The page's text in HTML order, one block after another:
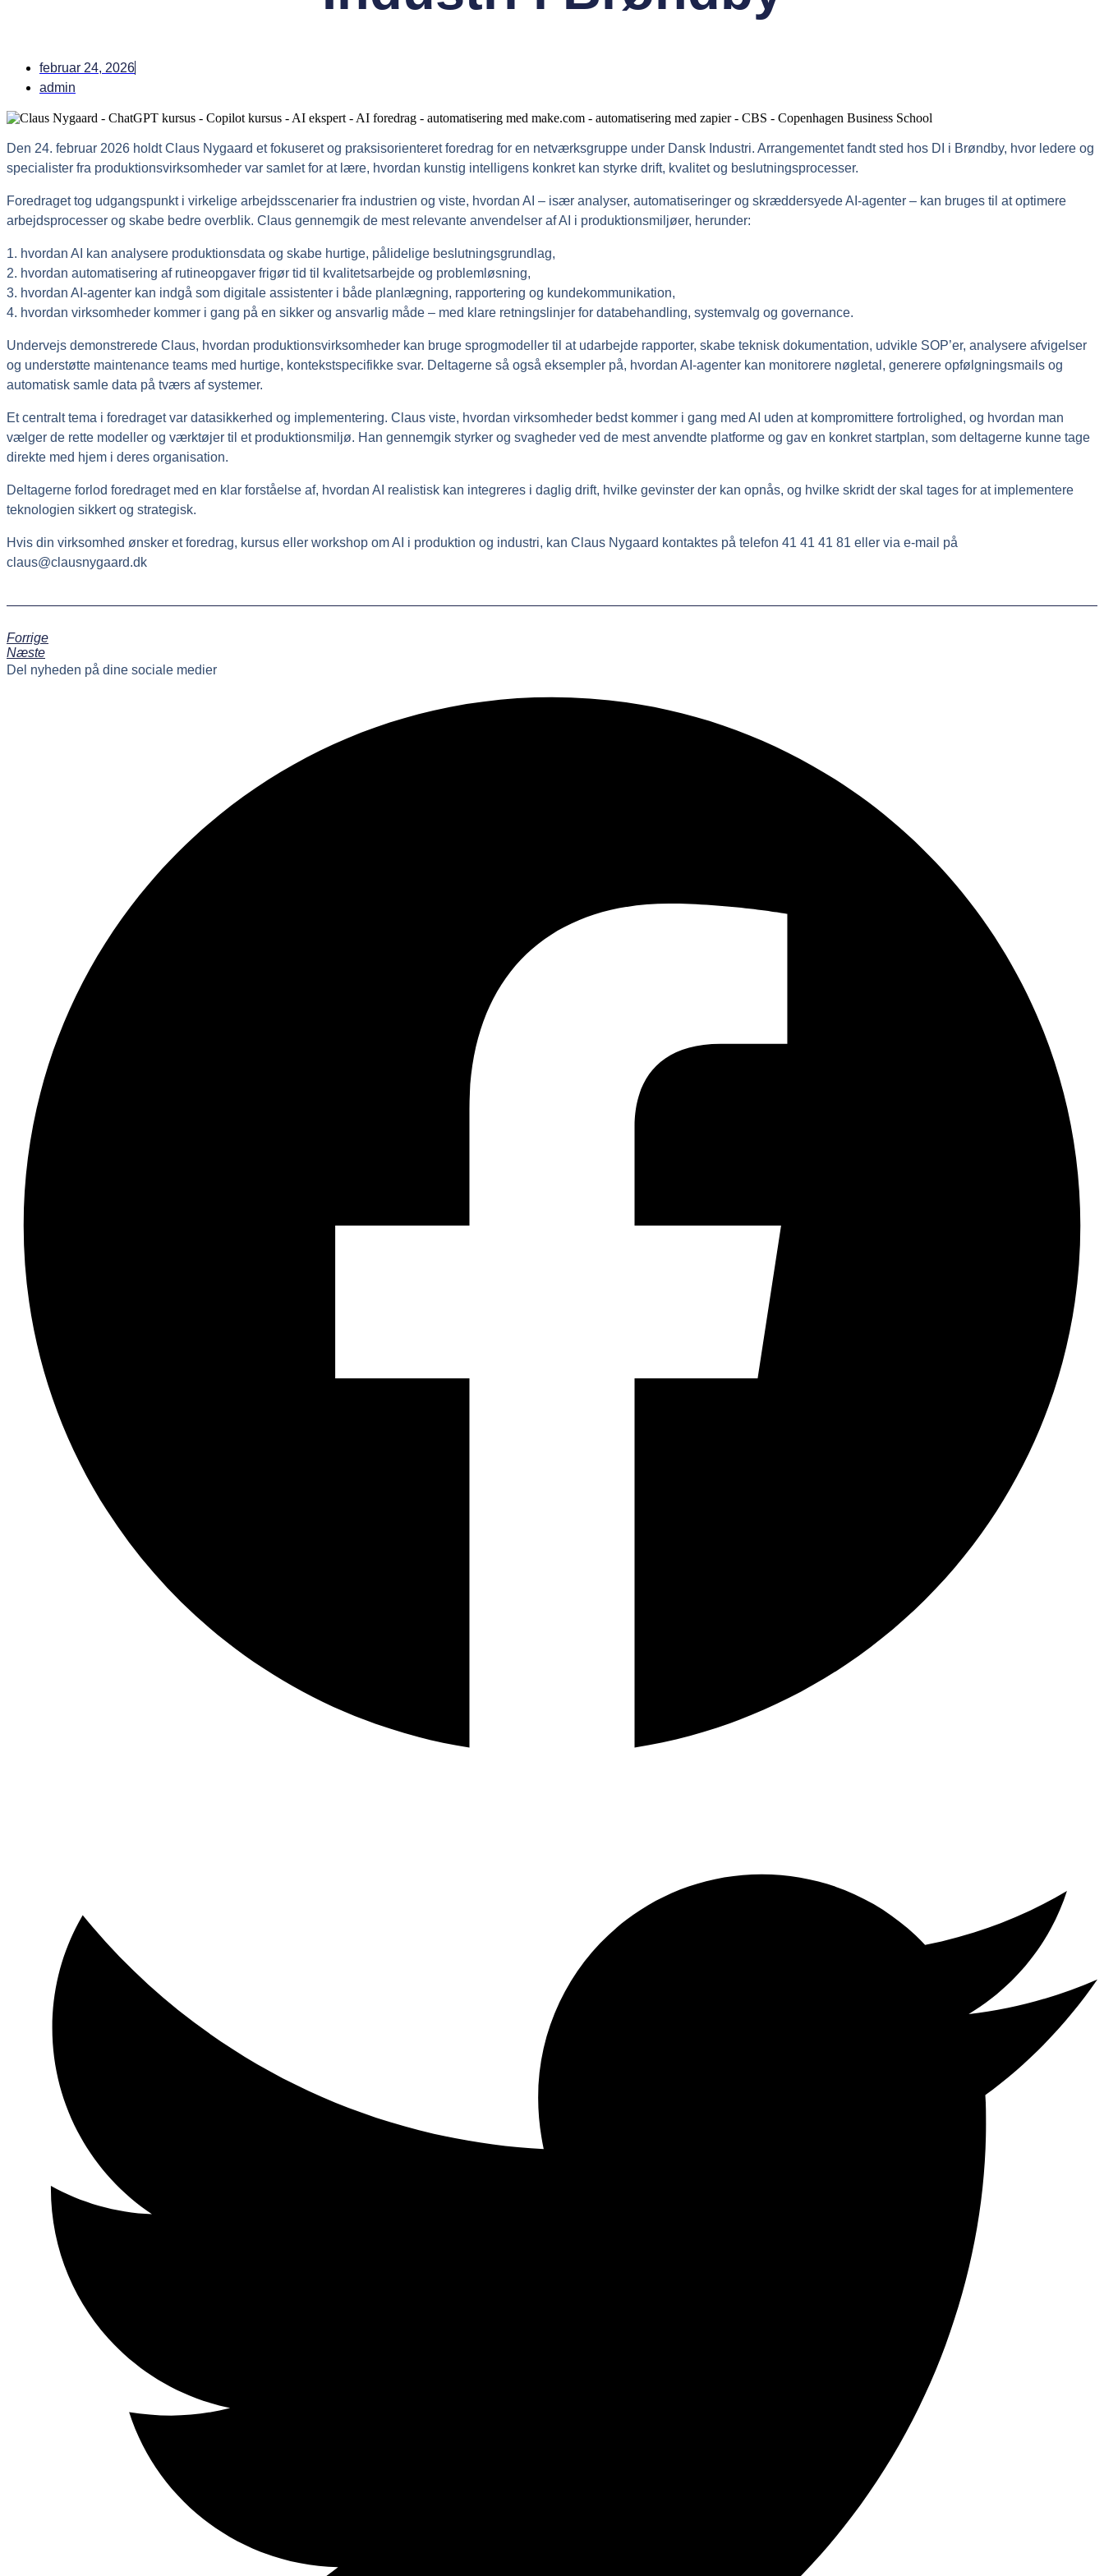
februar 24, 2026
admin
Den 24. februar 2026 holdt Claus Nygaard et fokuseret og praksisorienteret foredrag for en netværksgruppe under Dansk Industri. Arrangementet fandt sted hos DI i Brøndby, hvor ledere og
specialister fra produktionsvirksomheder var samlet for at lære, hvordan kunstig intelligens konkret kan styrke drift, kvalitet og beslutningsprocesser.
Foredraget tog udgangspunkt i virkelige arbejdsscenarier fra industrien og viste, hvordan AI – især analyser, automatiseringer og skræddersyede AI-agenter – kan bruges til at optimere
arbejdsprocesser og skabe bedre overblik. Claus gennemgik de mest relevante anvendelser af AI i produktionsmiljøer, herunder:
1. hvordan AI kan analysere produktionsdata og skabe hurtige, pålidelige beslutningsgrundlag,
2. hvordan automatisering af rutineopgaver frigør tid til kvalitetsarbejde og problemløsning,
3. hvordan AI-agenter kan indgå som digitale assistenter i både planlægning, rapportering og kundekommunikation,
4. hvordan virksomheder kommer i gang på en sikker og ansvarlig måde – med klare retningslinjer for databehandling, systemvalg og governance.
Undervejs demonstrerede Claus, hvordan produktionsvirksomheder kan bruge sprogmodeller til at udarbejde rapporter, skabe teknisk dokumentation, udvikle SOP’er, analysere afvigelser
og understøtte maintenance teams med hurtige, kontekstspecifikke svar. Deltagerne så også eksempler på, hvordan AI-agenter kan monitorere nøgletal, generere opfølgningsmails og
automatisk samle data på tværs af systemer.
Et centralt tema i foredraget var datasikkerhed og implementering. Claus viste, hvordan virksomheder bedst kommer i gang med AI uden at kompromittere fortrolighed, og hvordan man
vælger de rette modeller og værktøjer til et produktionsmiljø. Han gennemgik styrker og svagheder ved de mest anvendte platforme og gav en konkret startplan, som deltagerne kunne tage
direkte med hjem i deres organisation.
Deltagerne forlod foredraget med en klar forståelse af, hvordan AI realistisk kan integreres i daglig drift, hvilke gevinster der kan opnås, og hvilke skridt der skal tages for at implementere
teknologien sikkert og strategisk.
Hvis din virksomhed ønsker et foredrag, kursus eller workshop om AI i produktion og industri, kan Claus Nygaard kontaktes på telefon 41 41 41 81 eller via e-mail på
claus@clausnygaard.dk
Forrige
Næste
Del nyheden på dine sociale medier